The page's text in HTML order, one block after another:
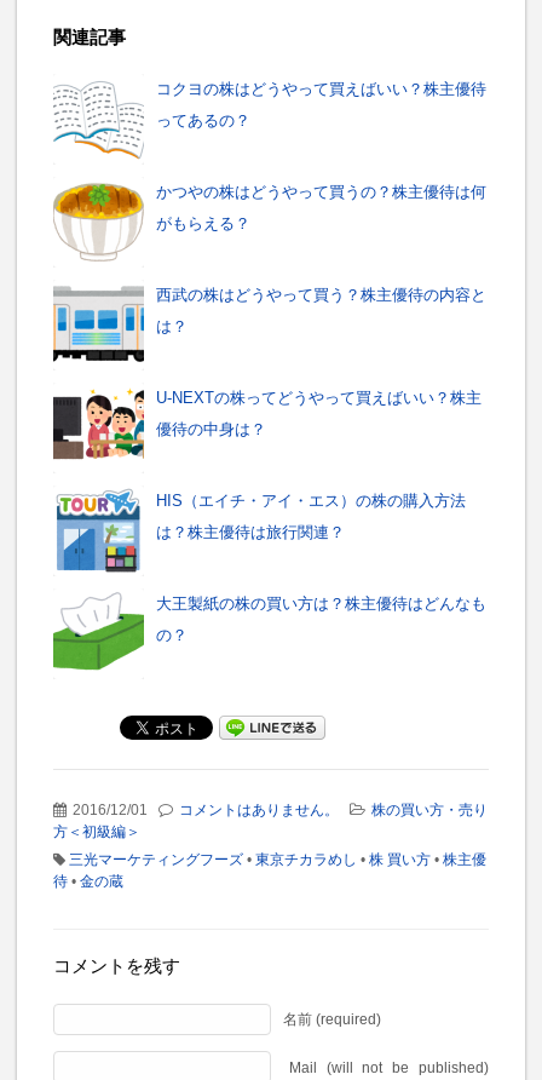
関連記事
コクヨの株はどうやって買えばいい？株主優待
ってあるの？
かつやの株はどうやって買うの？株主優待は何
がもらえる？
西武の株はどうやって買う？株主優待の内容と
は？
U-NEXTの株ってどうやって買えばいい？株主
優待の中身は？
HIS（エイチ・アイ・エス）の株の購入方法
は？株主優待は旅行関連？
大王製紙の株の買い方は？株主優待はどんなも
の？
2016/12/01 コメントはありません。
株の買い方・売り
方＜初級編＞
三光マーケティングフーズ • 東京チカラめし • 株 買い方 • 株主優
待 • 金の蔵
コメントを残す
名前 (required)
Mail (will not be published)